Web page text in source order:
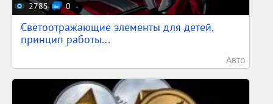
2785 0
Светоотражающие элементы для детей,
принцип работы...
Авто